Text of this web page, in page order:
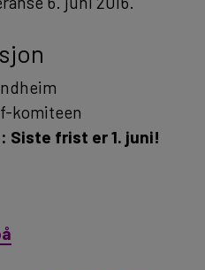
komiteen
frist er 1. juni!